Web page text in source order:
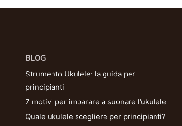
BLOG
Strumento Ukulele: la guida per
principianti
7 motivi per imparare a suonare l’ukulele
Quale ukulele scegliere per principianti?